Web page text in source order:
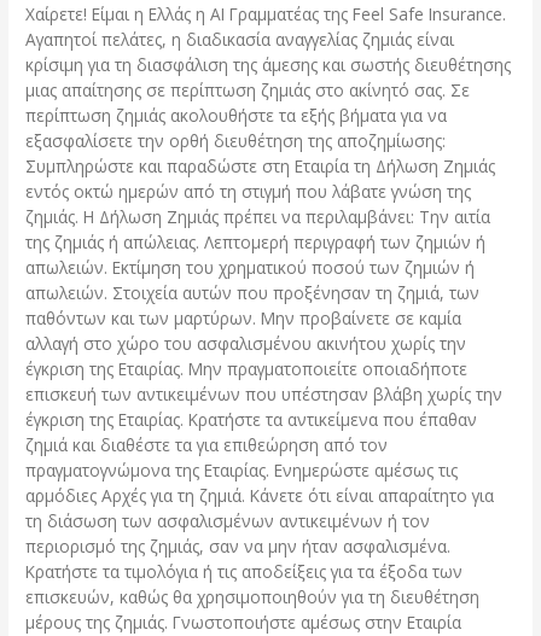
Χαίρετε! Είμαι η Ελλάς η AI Γραμματέας της Feel Safe Insurance.
Αγαπητοί πελάτες, η διαδικασία αναγγελίας ζημιάς είναι
κρίσιμη για τη διασφάλιση της άμεσης και σωστής διευθέτησης
μιας απαίτησης σε περίπτωση ζημιάς στο ακίνητό σας. Σε
περίπτωση ζημιάς ακολουθήστε τα εξής βήματα για να
εξασφαλίσετε την ορθή διευθέτηση της αποζημίωσης:
Συμπληρώστε και παραδώστε στη Εταιρία τη Δήλωση Ζημιάς
εντός οκτώ ημερών από τη στιγμή που λάβατε γνώση της
ζημιάς. Η Δήλωση Ζημιάς πρέπει να περιλαμβάνει: Την αιτία
της ζημιάς ή απώλειας. Λεπτομερή περιγραφή των ζημιών ή
απωλειών. Εκτίμηση του χρηματικού ποσού των ζημιών ή
απωλειών. Στοιχεία αυτών που προξένησαν τη ζημιά, των
παθόντων και των μαρτύρων. Μην προβαίνετε σε καμία
αλλαγή στο χώρο του ασφαλισμένου ακινήτου χωρίς την
έγκριση της Εταιρίας. Μην πραγματοποιείτε οποιαδήποτε
επισκευή των αντικειμένων που υπέστησαν βλάβη χωρίς την
έγκριση της Εταιρίας. Κρατήστε τα αντικείμενα που έπαθαν
ζημιά και διαθέστε τα για επιθεώρηση από τον
πραγματογνώμονα της Εταιρίας. Ενημερώστε αμέσως τις
αρμόδιες Αρχές για τη ζημιά. Κάνετε ότι είναι απαραίτητο για
τη διάσωση των ασφαλισμένων αντικειμένων ή τον
περιορισμό της ζημιάς, σαν να μην ήταν ασφαλισμένα.
Κρατήστε τα τιμολόγια ή τις αποδείξεις για τα έξοδα των
επισκευών, καθώς θα χρησιμοποιηθούν για τη διευθέτηση
μέρους της ζημιάς. Γνωστοποιήστε αμέσως στην Εταιρία